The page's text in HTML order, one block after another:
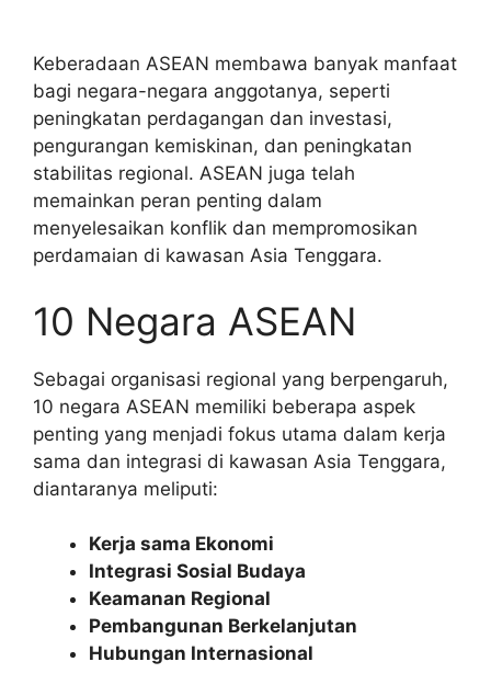
Keberadaan ASEAN membawa banyak manfaat
bagi negara-negara anggotanya, seperti
peningkatan perdagangan dan investasi,
pengurangan kemiskinan, dan peningkatan
stabilitas regional. ASEAN juga telah
memainkan peran penting dalam
menyelesaikan konflik dan mempromosikan
perdamaian di kawasan Asia Tenggara.
10 Negara ASEAN
Sebagai organisasi regional yang berpengaruh,
10 negara ASEAN memiliki beberapa aspek
penting yang menjadi fokus utama dalam kerja
sama dan integrasi di kawasan Asia Tenggara,
diantaranya meliputi:
Kerja sama Ekonomi
Integrasi Sosial Budaya
Keamanan Regional
Pembangunan Berkelanjutan
Hubungan Internasional